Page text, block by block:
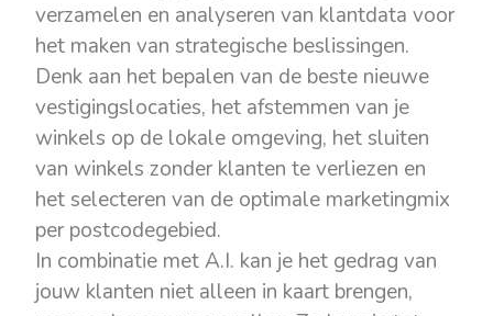
verzamelen en analyseren van klantdata voor
het maken van strategische beslissingen.
Denk aan het bepalen van de beste nieuwe
vestigingslocaties, het afstemmen van je
winkels op de lokale omgeving, het sluiten
van winkels zonder klanten te verliezen en
het selecteren van de optimale marketingmix
per postcodegebied.
In combinatie met A.I. kan je het gedrag van
jouw klanten niet alleen in kaart brengen,